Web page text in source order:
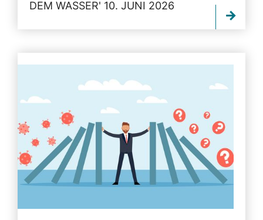
DEM WASSER' 10. JUNI 2026